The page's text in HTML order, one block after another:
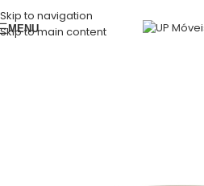
Skip to navigation
Skip to main content
MENU